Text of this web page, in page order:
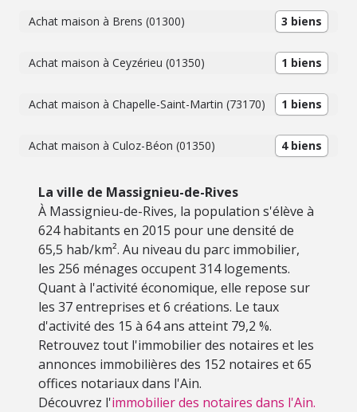
Achat maison à Brens (01300) 3 biens
Achat maison à Ceyzérieu (01350) 1 biens
Achat maison à Chapelle-Saint-Martin (73170) 1 biens
Achat maison à Culoz-Béon (01350) 4 biens
La ville de Massignieu-de-Rives
À Massignieu-de-Rives, la population s'élève à
624 habitants en 2015 pour une densité de
65,5 hab/km². Au niveau du parc immobilier,
les 256 ménages occupent 314 logements.
Quant à l'activité économique, elle repose sur
les 37 entreprises et 6 créations. Le taux
d'activité des 15 à 64 ans atteint 79,2 %.
Retrouvez tout l'immobilier des notaires et les
annonces immobilières des 152 notaires et 65
offices notariaux dans l'Ain.
Découvrez l'immobilier des notaires dans l'Ain.